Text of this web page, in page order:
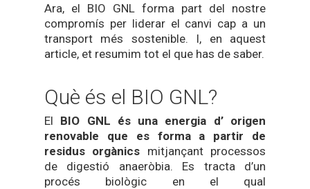
Ara, el BIO GNL forma part del nostre
compromís per liderar el canvi cap a un
transport més sostenible. I, en aquest
article, et resumim tot el que has de saber.
Què és el BIO GNL?
El BIO GNL és una energia d’ origen
renovable que es forma a partir de
residus orgànics mitjançant processos
de digestió anaeròbia. Es tracta d’un
procés biològic en el qual